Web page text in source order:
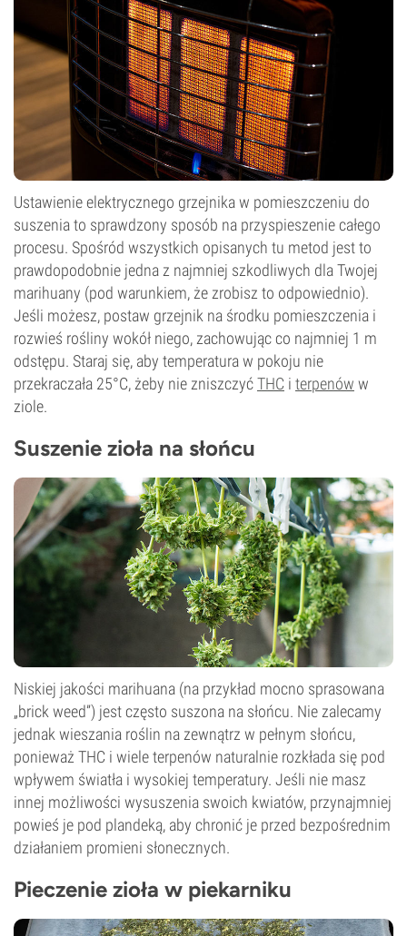
Ustawienie elektrycznego grzejnika w pomieszczeniu do
suszenia to sprawdzony sposób na przyspieszenie całego
procesu. Spośród wszystkich opisanych tu metod jest to
prawdopodobnie jedna z najmniej szkodliwych dla Twojej
marihuany (pod warunkiem, że zrobisz to odpowiednio).
Jeśli możesz, postaw grzejnik na środku pomieszczenia i
rozwieś rośliny wokół niego, zachowując co najmniej 1 m
odstępu. Staraj się, aby temperatura w pokoju nie
przekraczała 25°C, żeby nie zniszczyćTHC i terpenów w
ziole.
Suszenie zioła na słońcu
Niskiej jakości marihuana (na przykład mocno sprasowana
„brick weed”) jest często suszona na słońcu. Nie zalecamy
jednak wieszania roślin na zewnątrz w pełnym słońcu,
ponieważ THC i wiele terpenów naturalnie rozkłada się pod
wpływem światła i wysokiej temperatury. Jeśli nie masz
innej możliwości wysuszenia swoich kwiatów, przynajmniej
powieś je pod plandeką, aby chronić je przed bezpośrednim
działaniem promieni słonecznych.
Pieczenie zioła w piekarniku